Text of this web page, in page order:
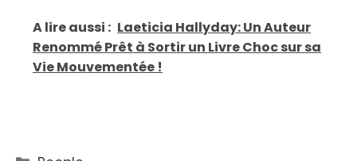
A lire aussi : Laeticia Hallyday: Un Auteur
Renommé Prêt à Sortir un Livre Choc sur sa
Vie Mouvementée !